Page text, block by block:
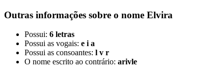
Outras informações sobre o nome Elvira
Possui: 6 letras
Possui as vogais: e i a
Possui as consoantes: l v r
O nome escrito ao contrário: arivle